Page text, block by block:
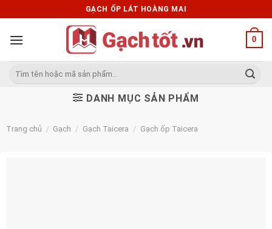
to
content
GẠCH ỐP LÁT HOÀNG MAI
0
Tìm
DANH MỤC SẢN PHẨM
Trang chủ / Gạch / Gạch Taicera / Gạch ốp Taicera